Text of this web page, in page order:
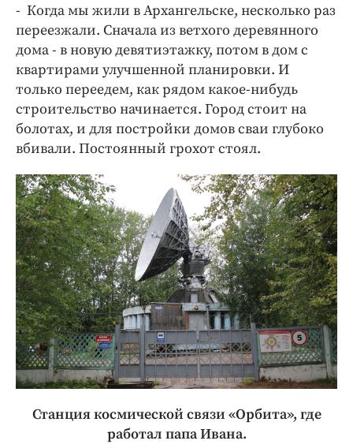
- Когда мы жили в Архангельске, несколько раз
переезжали. Сначала из ветхого деревянного
дома - в новую девятиэтажку, потом в дом с
квартирами улучшенной планировки. И
только переедем, как рядом какое-нибудь
строительство начинается. Город стоит на
болотах, и для постройки домов сваи глубоко
вбивали. Постоянный грохот стоял.
Станция космической связи «Орбита», где
работал папа Ивана.